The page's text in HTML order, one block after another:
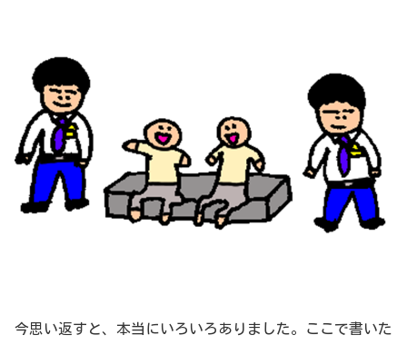
今思い返すと、本当にいろいろありました。ここで書いた